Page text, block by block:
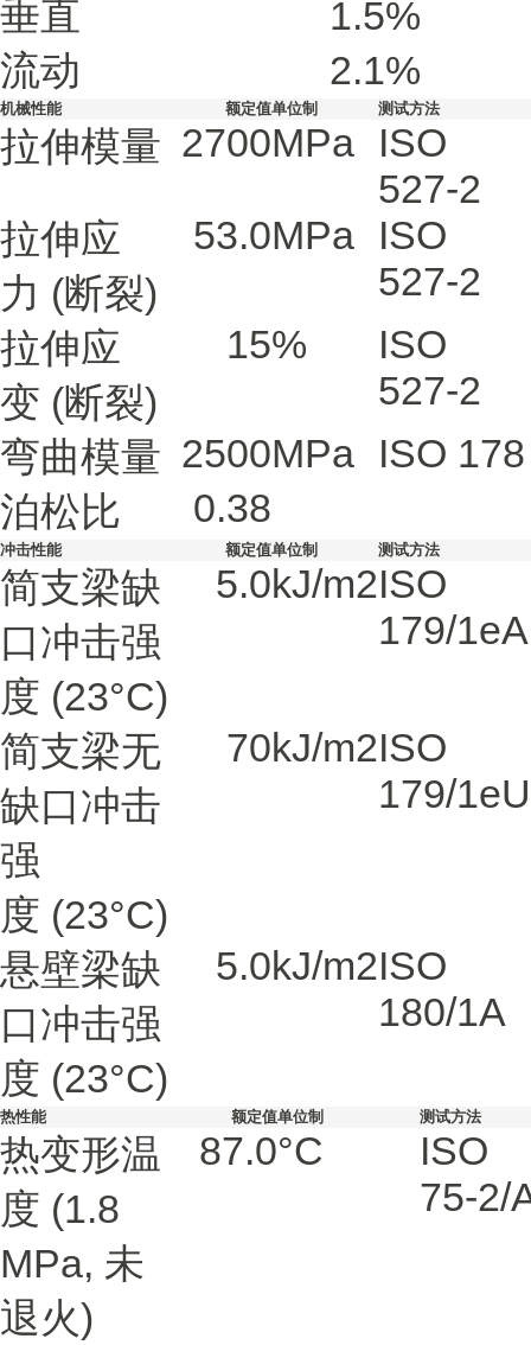
垂直 1.5%
流动
2.1%
机械性能 额定值单位制 测试方法
拉伸模量 2700MPa
ISO
527-2
拉伸应
力 (断裂)
53.0MPa
ISO
527-2
拉伸应
变 (断裂)
15%
ISO
527-2
弯曲模量 2500MPa
ISO 178
泊松比
0.38
冲击性能 额定值单位制 测试方法
简支梁缺
口冲击强
度 (23°C)
5.0kJ/m2ISO
179/1eA
简支梁无
缺口冲击
强
度 (23°C)
70kJ/m2ISO
179/1eU
悬壁梁缺
口冲击强
度 (23°C)
5.0kJ/m2ISO
180/1A
热性能 额定值单位制 测试方法
热变形温
度 (1.8
MPa, 未
退火)
87.0°C
ISO
75-2/